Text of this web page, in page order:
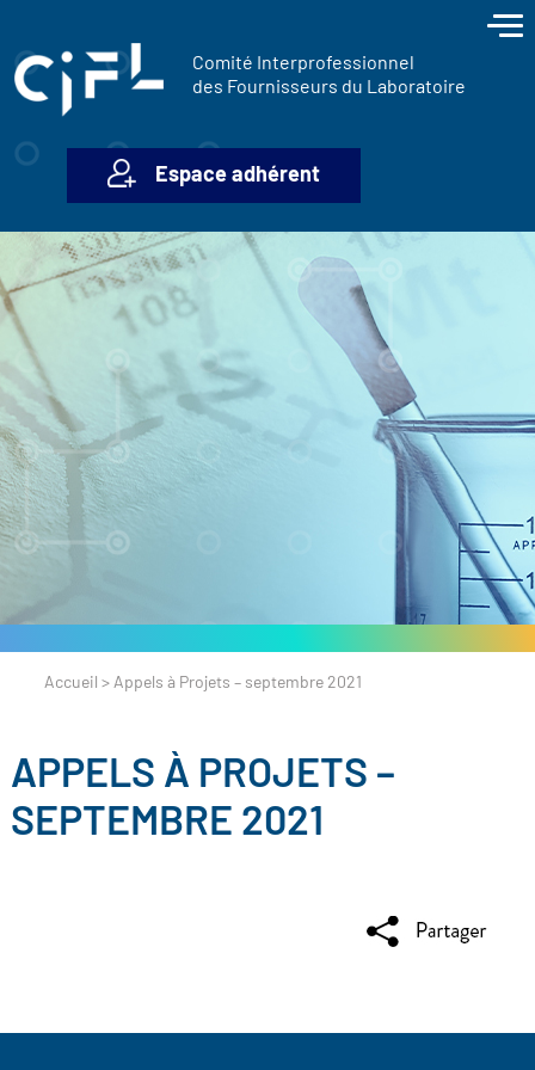
Comité Interprofessionnel
des Fournisseurs du Laboratoire
Espace adhérent
Accueil > Appels à Projets – septembre 2021
APPELS À PROJETS –
SEPTEMBRE 2021